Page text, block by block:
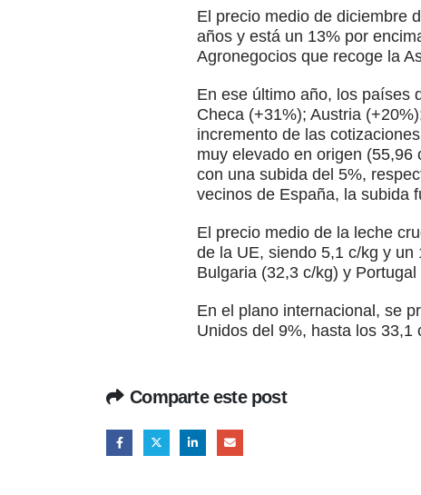
El precio medio de diciembre
años y está un 13% por
Agronegocios que recoge la
En ese último año, los países
Checa (+31%); Austria
incremento de las
muy elevado en origen
con una subida del 5%,
vecinos de España, la subida
El precio medio de la leche
de la UE, siendo 5,1 c/kg y
Bulgaria (32,3 c/kg) y Portugal
En el plano internacional, se
Unidos del 9%, hasta los
Comparte este post